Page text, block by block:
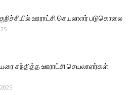
ஊராட்சி செயலாளர் படுகொலை
சந்தித்த ஊராட்சி செயலாளர்கள்